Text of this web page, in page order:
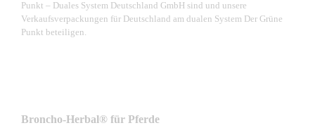
Punkt – Duales System Deutschland GmbH sind und unsere
Verkaufsverpackungen für Deutschland am dualen System Der Grüne
Punkt beteiligen.
Broncho-Herbal® für Pferde